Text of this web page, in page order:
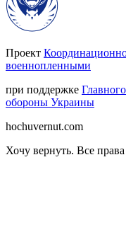
Проект
военнопленными
при поддержке
обороны Украины
hochuvernut.com
Хочу вернуть. Все